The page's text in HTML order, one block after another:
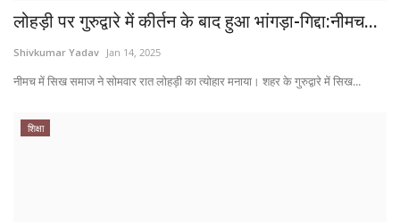
लोहड़ी पर गुरुद्वारे में कीर्तन के बाद हुआ भांगड़ा-गिद्दा:नीमच...
Shivkumar Yadav Jan 14, 2025
नीमच में सिख समाज ने सोमवार रात लोहड़ी का त्योहार मनाया। शहर के गुरुद्वारे में सिख...
शिक्षा